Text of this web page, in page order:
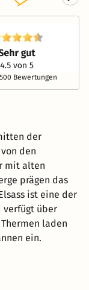
Bewertungen
der
den
mit alten
prägen das
ist eine der
verfügt über
laden
ein.